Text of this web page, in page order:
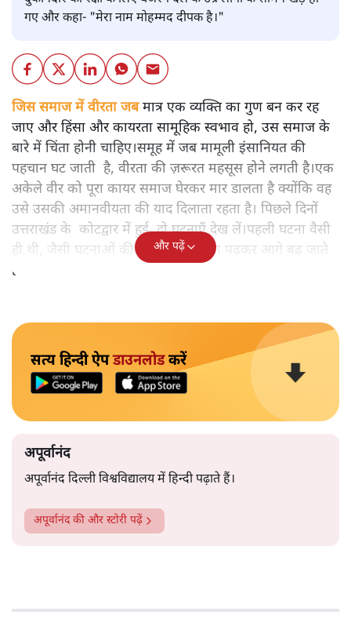
गए और कहा- "मेरा नाम मोहम्मद दीपक है।"
जिस समाज में वीरता जबमात्र एक व्यक्ति का गुण बन कर रह
जाए और हिंसा और कायरता सामूहिक स्वभाव हो, उस समाज के
बारे में चिंता होनी चाहिए।समूह में जब मामूली इंसानियत की
पहचान घट जाती है, वीरता की ज़रूरत महसूस होने लगती है।एक
अकेले वीर को पूरा कायर समाज घेरकर मार डालता है क्योंकि वह
उसे उसकी अमानवीयता की याद दिलाता रहता है। पिछले दिनों
उत्तराखंड के कोटद्वार में हुई दो घटनाएँ देख लें।पहली घटना वैसी
ही थी, जैसी घटनाओं की खबर हम रोज़ाना पढ़कर आगे बढ़ जाते
हैं।भारत के तक़रीबन हर हिस्से से ऐसी खबर आती ही रहती है।
और पढ़ें
सत्य हिन्दी ऐपडाउनलोडकरें
अपूर्वानंद
अपूर्वानंद दिल्ली विश्वविद्यालय में हिन्दी पढ़ाते हैं।
अपूर्वानंदकी और स्टोरी पढ़ें